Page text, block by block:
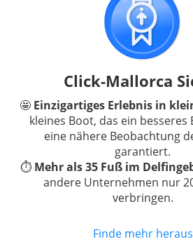
Click-Mallorca
🤩 Einzigartiges Erlebnis in
kleines Boot, das ein besseres
eine nähere Beobachtung
garantiert.
⏱️ Mehr als 35 Fuß im
andere Unternehmen nur
verbringen.
Finde mehr heraus